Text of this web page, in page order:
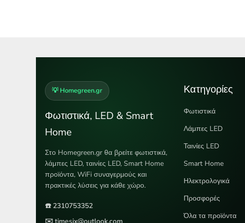
💡 Homegreen.gr
Φωτιστικά, LED & Smart
Home
Στο Homegreen.gr θα βρείτε φωτιστικά,
λάμπες LED, ταινίες LED, Smart Home
προϊόντα, WiFi συναγερμούς και
πρακτικές λύσεις για κάθε χώρο.
☎️ 2310753352
Κατηγορίες
Φωτιστικά
Λάμπες LED
Ταινίες LED
Smart Home
Ηλεκτρολογικά
Προσφορές
Όλα τα προϊόντα